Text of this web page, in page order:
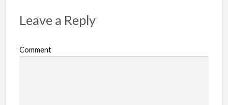
Leave a Reply
Comment